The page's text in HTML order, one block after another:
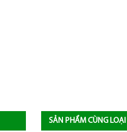
SẢN PHẨM CÙNG LOẠI